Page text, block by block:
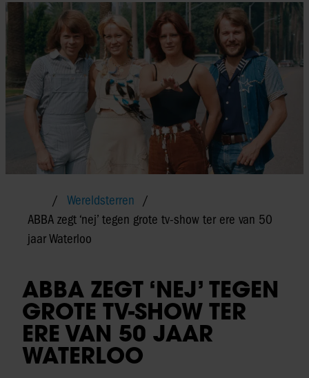
Wereldsterren
ABBA zegt ‘nej’ tegen grote tv-show ter ere van 50
jaar Waterloo
ABBA ZEGT ‘NEJ’ TEGEN
GROTE TV-SHOW TER
ERE VAN 50 JAAR
WATERLOO